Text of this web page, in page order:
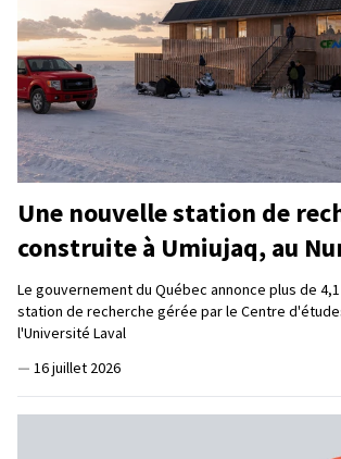
Une nouvelle station de
construite à Umiujaq, au
Le gouvernement du Québec annonce plus de
station de recherche gérée par le Centre
l'Université Laval
— 16 juillet 2026